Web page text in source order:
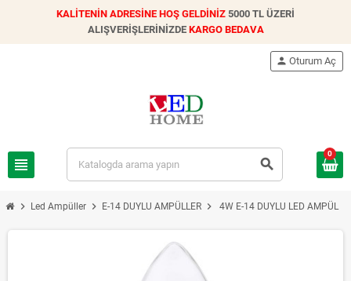
KALİTENİN ADRESİNE HOŞ GELDİNİZ 5000 TL ÜZERİ
ALIŞVERİŞLERİNİZDE KARGO BEDAVA
view_headline search
person Oturum Aç
0
chevron_right Led Ampüller chevron_right E-14 DUYLU AMPÜLLER chevron_right 4W E-14 DUYLU LED AMPÜL